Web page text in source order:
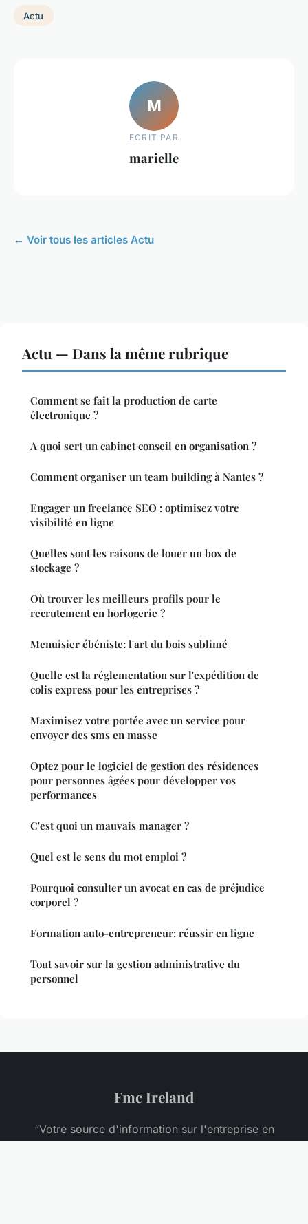
Actu
M
ECRIT PAR
marielle
← Voir tous les articles Actu
Actu — Dans la même rubrique
Comment se fait la production de carte
électronique ?
A quoi sert un cabinet conseil en organisation ?
Comment organiser un team building à Nantes ?
Engager un freelance SEO : optimisez votre
visibilité en ligne
Quelles sont les raisons de louer un box de
stockage ?
Où trouver les meilleurs profils pour le
recrutement en horlogerie ?
Menuisier ébéniste: l'art du bois sublimé
Quelle est la réglementation sur l'expédition de
colis express pour les entreprises ?
Maximisez votre portée avec un service pour
envoyer des sms en masse
Optez pour le logiciel de gestion des résidences
pour personnes âgées pour développer vos
performances
C'est quoi un mauvais manager ?
Quel est le sens du mot emploi ?
Pourquoi consulter un avocat en cas de préjudice
corporel ?
Formation auto-entrepreneur: réussir en ligne
Tout savoir sur la gestion administrative du
personnel
Fmc Ireland
“Votre source d'information sur l'entreprise en